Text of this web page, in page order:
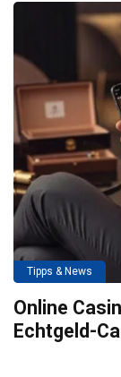
Tipps & News
Online
Echtgeld-